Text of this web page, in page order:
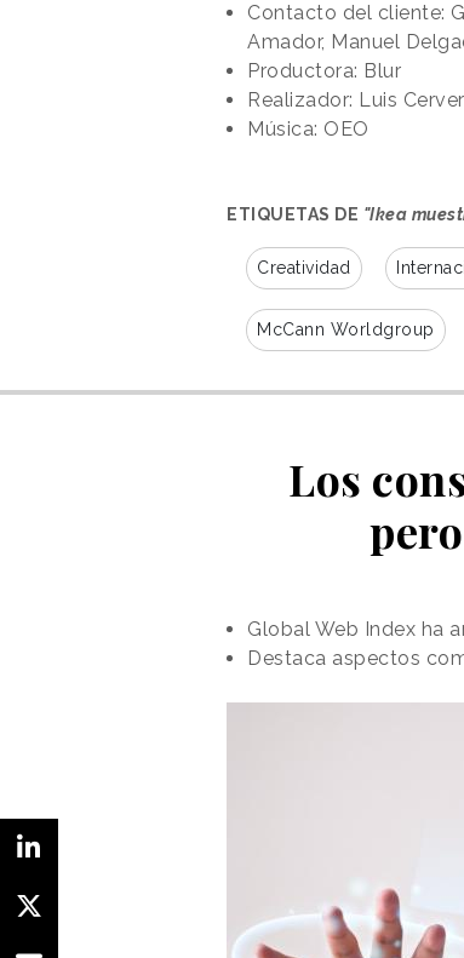
Contacto del cliente:
Amador, Manuel
Productora: Blur
Realizador: Luis
Música: OEO
ETIQUETAS DE "Ikea
Creatividad
McCann Worldgroup
Los
Global Web Index ha
Destaca aspectos